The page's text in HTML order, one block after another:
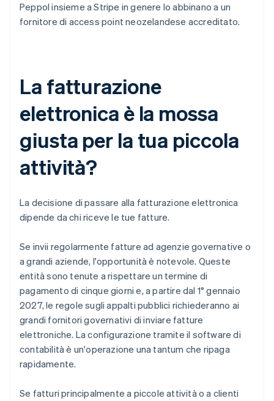
Peppol insieme a Stripe in genere lo abbinano a un
fornitore di access point neozelandese accreditato.
La fatturazione
elettronica è la mossa
giusta per la tua piccola
attività?
La decisione di passare alla fatturazione elettronica
dipende da chi riceve le tue fatture.
Se invii regolarmente fatture ad agenzie governative o
a grandi aziende, l'opportunità è notevole. Queste
entità sono tenute a rispettare un termine di
pagamento di cinque giorni e, a partire dal 1° gennaio
2027, le regole sugli appalti pubblici richiederanno ai
grandi fornitori governativi di inviare fatture
elettroniche. La configurazione tramite il software di
contabilità è un'operazione una tantum che ripaga
rapidamente.
Se fatturi principalmente a piccole attività o a clienti